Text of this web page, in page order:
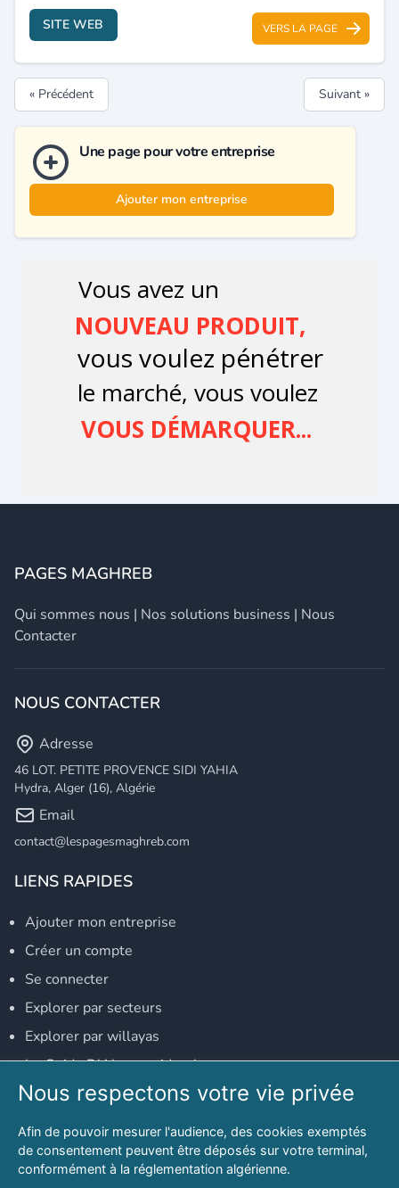
SITE WEB VERS LA PAGE
« Précédent Suivant »
Une page pour votre entreprise
Ajouter mon entreprise
PAGES MAGHREB
Qui sommes nous | Nos solutions business | Nous
Contacter
NOUS CONTACTER
Adresse
46 LOT. PETITE PROVENCE SIDI YAHIA
Hydra, Alger (16), Algérie
Email
contact@lespagesmaghreb.com
LIENS RAPIDES
Ajouter mon entreprise
Créer un compte
Se connecter
Explorer par secteurs
Explorer par willayas
Le Guide D'Alger, guide-alger.com
NOS RÉSEAUX SOCIAUX
Notre page Facebook
Notre page LinkedIn
Nous respectons votre vie privée
Afin de pouvoir mesurer l'audience, des cookies exemptés
de consentement peuvent être déposés sur votre terminal,
conformément à la réglementation algérienne.